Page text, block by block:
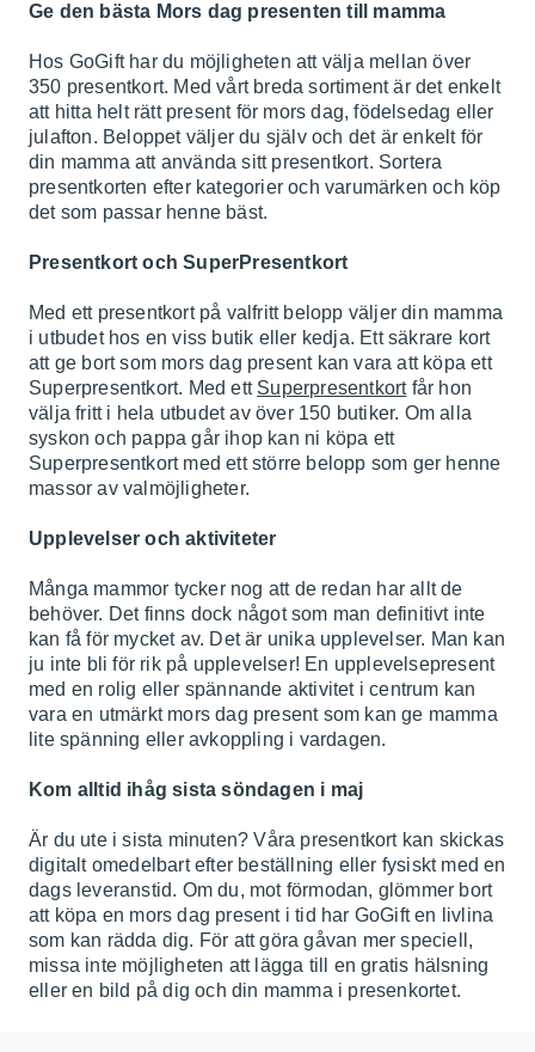
Ge den bästa Mors dag presenten till mamma
Hos GoGift har du möjligheten att välja mellan över
350 presentkort. Med vårt breda sortiment är det enkelt
att hitta helt rätt present för mors dag, födelsedag eller
julafton. Beloppet väljer du själv och det är enkelt för
din mamma att använda sitt presentkort. Sortera
presentkorten efter kategorier och varumärken och köp
det som passar henne bäst.
Presentkort och SuperPresentkort
Med ett presentkort på valfritt belopp väljer din mamma
i utbudet hos en viss butik eller kedja. Ett säkrare kort
att ge bort som mors dag present kan vara att köpa ett
Superpresentkort. Med ett Superpresentkortfår hon
välja fritt i hela utbudet av över 150 butiker. Om alla
syskon och pappa går ihop kan ni köpa ett
Superpresentkort med ett större belopp som ger henne
massor av valmöjligheter.
Upplevelser och aktiviteter
Många mammor tycker nog att de redan har allt de
behöver. Det finns dock något som man definitivt inte
kan få för mycket av. Det är unika upplevelser. Man kan
ju inte bli för rik på upplevelser! En upplevelsepresent
med en rolig eller spännande aktivitet i centrum kan
vara en utmärkt mors dag present som kan ge mamma
lite spänning eller avkoppling i vardagen.
Kom alltid ihåg sista söndagen i maj
Är du ute i sista minuten? Våra presentkort kan skickas
digitalt omedelbart efter beställning eller fysiskt med en
dags leveranstid. Om du, mot förmodan, glömmer bort
att köpa en mors dag present i tid har GoGift en livlina
som kan rädda dig. För att göra gåvan mer speciell,
missa inte möjligheten att lägga till en gratis hälsning
eller en bild på dig och din mamma i presenkortet.